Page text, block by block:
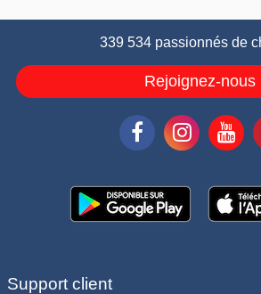
339 534 passionnés de
Rejoignez-nous
Support client